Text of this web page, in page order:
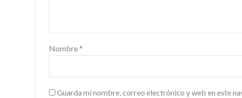
Nombre *
Guarda mi nombre, correo electrónico y web en este